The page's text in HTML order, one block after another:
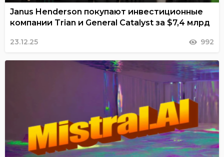
Janus Henderson покупают инвестиционные
компании Trian и General Catalyst за $7,4 млрд
23.12.25 992